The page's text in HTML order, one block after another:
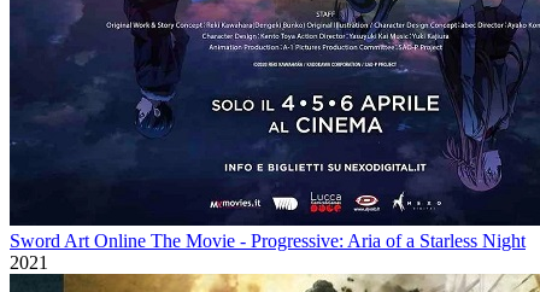
Sword Art Online The Movie - Progressive: Aria of a Starless Night
2021